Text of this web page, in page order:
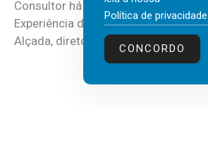
Consultor há mais de três décadas
Experiência do Cliente, Vendas e
Alçada, diretor executivo da...
Política de
CONCORDO